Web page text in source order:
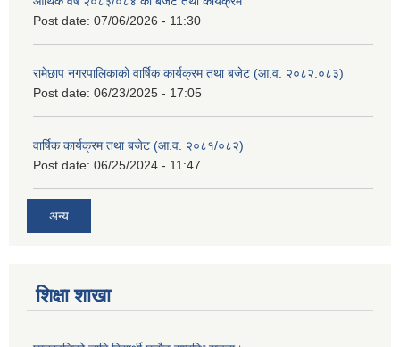
Post date: 07/06/2026 - 11:30
रामेछाप नगरपालिकाको वार्षिक कार्यक्रम तथा बजेट (आ.व. २०८२.०८३)
Post date: 06/23/2025 - 17:05
वार्षिक कार्यक्रम तथा बजेट (आ.व. २०८१/०८२)
Post date: 06/25/2024 - 11:47
अन्य
शिक्षा शाखा